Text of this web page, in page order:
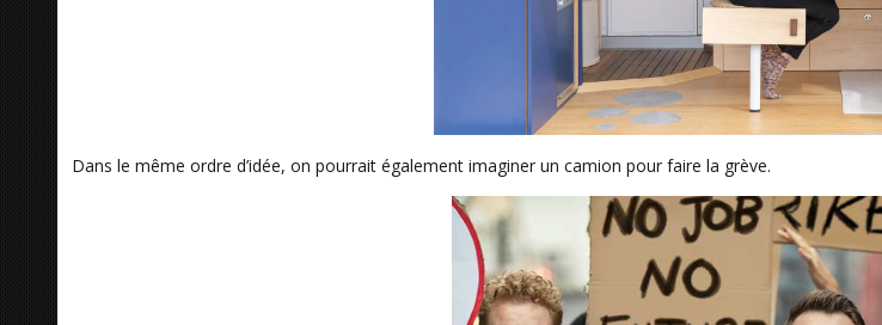
Dans le même ordre d’idée, on pourrait également imaginer un camion pour faire la grève.